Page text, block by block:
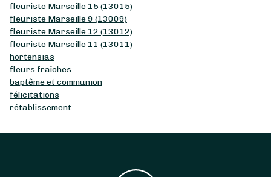
fleuriste Marseille 15 (13015)
fleuriste Marseille 9 (13009)
fleuriste Marseille 12 (13012)
fleuriste Marseille 11 (13011)
hortensias
fleurs fraîches
baptême et communion
félicitations
rétablissement